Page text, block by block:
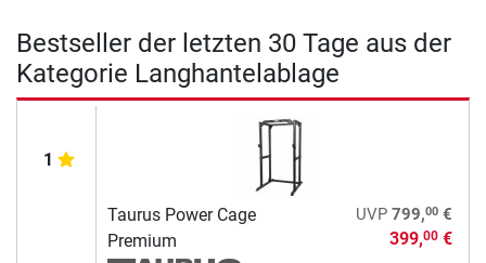
Bestseller der letzten 30 Tage aus der
Kategorie Langhantelablage
1
Taurus Power Cage
Premium
UVP 799,00€
399,00€